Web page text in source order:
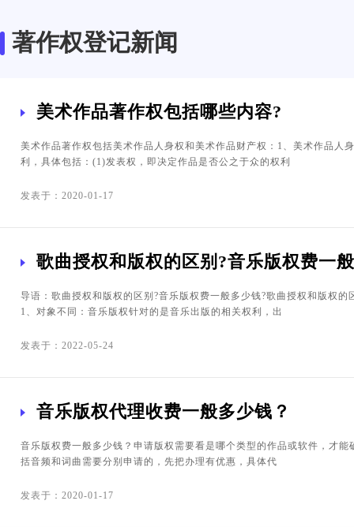
著作权登记新闻
美术作品著作权包括哪些内容?
美术作品著作权包括美术作品人身权和美术作品财产权：1、美术作品人
利，具体包括：(1)发表权，即决定作品是否公之于众的权利
发表于：2020-01-17
歌曲授权和版权的区别?音乐版权费一
导语：歌曲授权和版权的区别?音乐版权费一般多少钱?歌曲授权和版权的
1、对象不同：音乐版权针对的是音乐出版的相关权利，出
发表于：2022-05-24
音乐版权代理收费一般多少钱？
音乐版权费一般多少钱？申请版权需要看是哪个类型的作品或软件，才能
括音频和词曲需要分别申请的，先把办理有优惠，具体代
发表于：2020-01-17